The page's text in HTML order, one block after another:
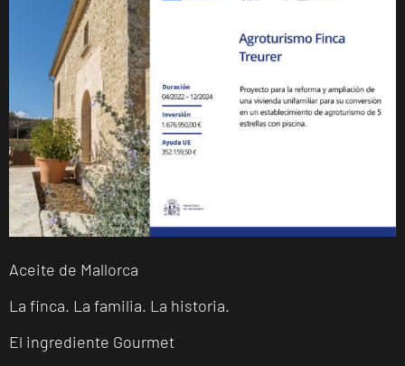
Aceite de Mallorca
La finca. La familia. La historia.
El ingrediente Gourmet